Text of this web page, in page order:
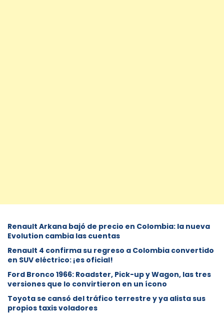
Renault Arkana bajó de precio en Colombia: la nueva
Evolution cambia las cuentas
Renault 4 confirma su regreso a Colombia convertido
en SUV eléctrico: ¡es oficial!
Ford Bronco 1966: Roadster, Pick-up y Wagon, las tres
versiones que lo convirtieron en un ícono
Toyota se cansó del tráfico terrestre y ya alista sus
propios taxis voladores